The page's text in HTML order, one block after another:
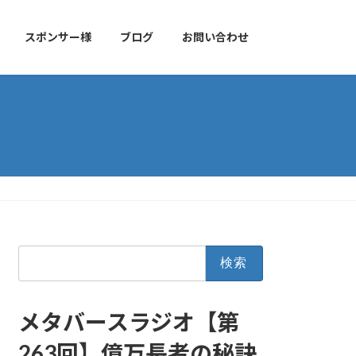
スポンサー様 ブログ お問い合わせ
メタバースラジオ【第